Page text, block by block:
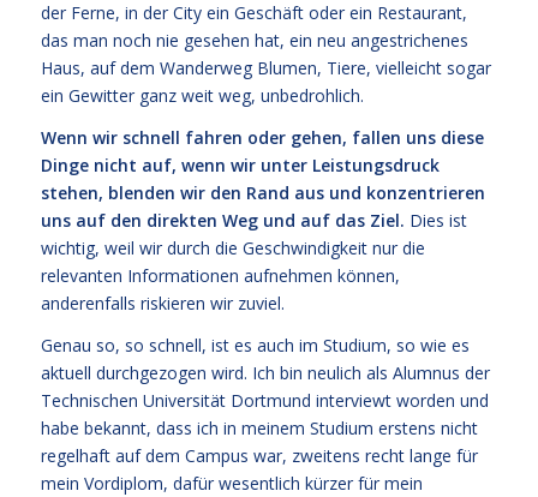
der Ferne, in der City ein Geschäft oder ein Restaurant,
das man noch nie gesehen hat, ein neu angestrichenes
Haus, auf dem Wanderweg Blumen, Tiere, vielleicht sogar
ein Gewitter ganz weit weg, unbedrohlich.
Wenn wir schnell fahren oder gehen, fallen uns diese
Dinge nicht auf, wenn wir unter Leistungsdruck
stehen, blenden wir den Rand aus und konzentrieren
uns auf den direkten Weg und auf das Ziel. Dies ist
wichtig, weil wir durch die Geschwindigkeit nur die
relevanten Informationen aufnehmen können,
anderenfalls riskieren wir zuviel.
Genau so, so schnell, ist es auch im Studium, so wie es
aktuell durchgezogen wird. Ich bin neulich als Alumnus der
Technischen Universität Dortmund interviewt worden und
habe bekannt, dass ich in meinem Studium erstens nicht
regelhaft auf dem Campus war, zweitens recht lange für
mein Vordiplom, dafür wesentlich kürzer für mein